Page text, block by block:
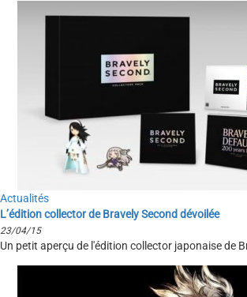
Actualités
L’édition collector de Bravely Second dévoilée
23/04/15
Un petit aperçu de l'édition collector japonaise de